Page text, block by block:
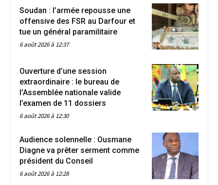
Soudan : l’armée repousse une
offensive des FSR au Darfour et
tue un général paramilitaire
6 août 2026 à 12:37
Ouverture d’une session
extraordinaire : le bureau de
l’Assemblée nationale valide
l’examen de 11 dossiers
6 août 2026 à 12:30
Audience solennelle : Ousmane
Diagne va prêter serment comme
président du Conseil
6 août 2026 à 12:28